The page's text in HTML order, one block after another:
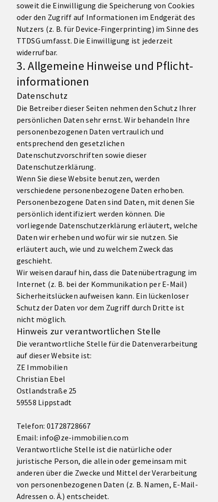
soweit die Einwilligung die Speicherung von Cookies
oder den Zugriff auf Informationen im Endgerät des
Nutzers (z. B. für Device-Fingerprinting) im Sinne des
TTDSG umfasst. Die Einwilligung ist jederzeit
widerrufbar.
3. Allgemeine Hinweise und Pflicht­
informationen
Datenschutz
Die Betreiber dieser Seiten nehmen den Schutz Ihrer
persönlichen Daten sehr ernst. Wir behandeln Ihre
personenbezogenen Daten vertraulich und
entsprechend den gesetzlichen
Datenschutzvorschriften sowie dieser
Datenschutzerklärung.
Wenn Sie diese Website benutzen, werden
verschiedene personenbezogene Daten erhoben.
Personenbezogene Daten sind Daten, mit denen Sie
persönlich identifiziert werden können. Die
vorliegende Datenschutzerklärung erläutert, welche
Daten wir erheben und wofür wir sie nutzen. Sie
erläutert auch, wie und zu welchem Zweck das
geschieht.
Wir weisen darauf hin, dass die Datenübertragung im
Internet (z. B. bei der Kommunikation per E-Mail)
Sicherheitslücken aufweisen kann. Ein lückenloser
Schutz der Daten vor dem Zugriff durch Dritte ist
nicht möglich.
Hinweis zur verantwortlichen Stelle
Die verantwortliche Stelle für die Datenverarbeitung
auf dieser Website ist:
ZE Immobilien
Christian Ebel
Ostlandstraße 25
59558 Lippstadt
Telefon: 01728728667
Email: info@ze-immobilien.com
Verantwortliche Stelle ist die natürliche oder
juristische Person, die allein oder gemeinsam mit
anderen über die Zwecke und Mittel der Verarbeitung
von personenbezogenen Daten (z. B. Namen, E-Mail-
Adressen o. Ä.) entscheidet.